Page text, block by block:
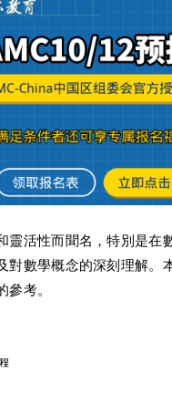
靈活性而聞名，特別是
對數學概念的深刻理解
考。